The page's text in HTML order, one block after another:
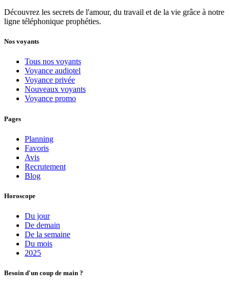
Découvrez les secrets de l'amour, du travail et de la vie grâce à notre
ligne téléphonique prophéties.
Nos voyants
Tous nos voyants
Voyance audiotel
Voyance privée
Nouveaux voyants
Voyance promo
Pages
Planning
Favoris
Avis
Recrutement
Blog
Horoscope
Du jour
De demain
De la semaine
Du mois
2025
Besoin d'un coup de main ?